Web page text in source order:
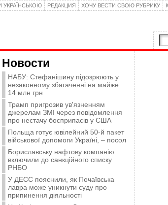
УКРАЇНСЬКОЮ РЕДАКЦИЯ ХОЧУ ВЕСТИ СВОЮ РУБРИКУ
Новости
НАБУ: Стефанішину підозрюють у
незаконному збагаченні на майже
14 млн грн
Трамп пригрозив ув'язненням
джерелам ЗМІ через повідомлення
про нестачу боєприпасів у США
Польща готує ювілейний 50-й пакет
військової допомоги Україні, – посол
Бориславську нафтову компанію
включили до санкційного списку
РНБО
У ДЕСС пояснили, як Почаївська
лавра може уникнути суду про
припинення діяльності